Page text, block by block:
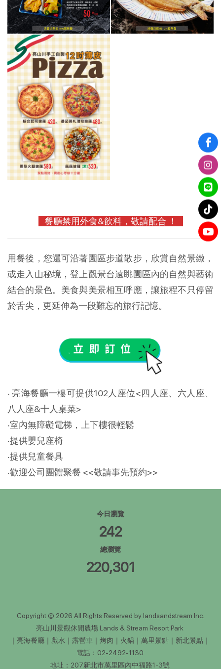
餐廳禁用外食&飲料，敬請配合 ！
用餐後，您還可沿著園區步道散步，欣賞自然景緻，
或走入山秘境，登上觀景台遠眺園區內的自然與藝術
結合的景色。美食與美景相互呼應，讓旅程不只停留
於舌尖，更延伸為一段難忘的旅行記憶。
‧ 亮海餐廳一樓可提供102人座位<四人座、六人座、
八人座&十人桌菜>
‧室內無障礙電梯，上下樓很輕鬆
‧提供嬰兒座椅
‧提供兒童餐具
‧歡迎公司團體聚餐 <<敬請事先預約>>
今日瀏覽
242
總瀏覽
220,301
Copyright © 2026 All Rights Reserved by landsandstream Inc.
亮山川景觀休閒農場 Lands & Stream Resort Park
｜亮海餐廳｜戲水｜露營車｜烤肉｜火鍋｜萬里景點｜新北景點｜
電話：02-2492-1130
地址：207新北市萬里區內中福路1-3號